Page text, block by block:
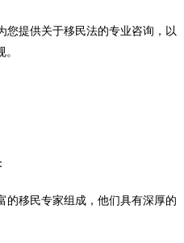
您提供关于移民法的专业咨询，以
的移民专家组成，他们具有深厚的